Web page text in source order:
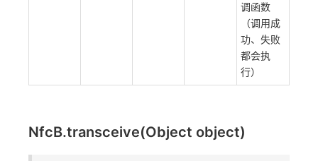
调函数
（调用成
功、失败
都会执
行）
NfcB.transceive(Object object)